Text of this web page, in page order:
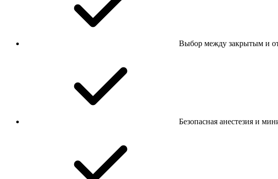
Выбор между закрытым и
Безопасная анестезия и